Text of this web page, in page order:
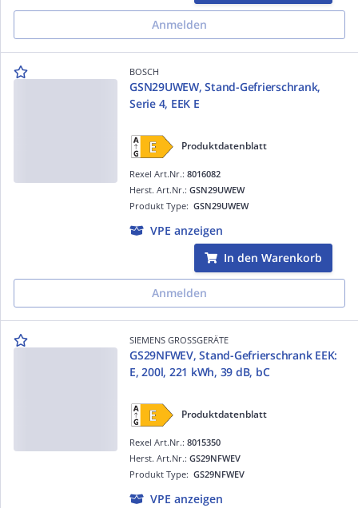
Anmelden
BOSCH
GSN29UWEW, Stand-Gefrierschrank,
Serie 4, EEK E
Produktdatenblatt
Rexel Art.Nr.: 8016082
Produkt Type: GSN29UWEW
Herst. Art.Nr.: GSN29UWEW
VPE anzeigen
In den Warenkorb
Anmelden
SIEMENS GROSSGERÄTE
GS29NFWEV, Stand-Gefrierschrank EEK:
E, 200l, 221 kWh, 39 dB, bC
Produktdatenblatt
Rexel Art.Nr.: 8015350
Produkt Type: GS29NFWEV
Herst. Art.Nr.: GS29NFWEV
VPE anzeigen